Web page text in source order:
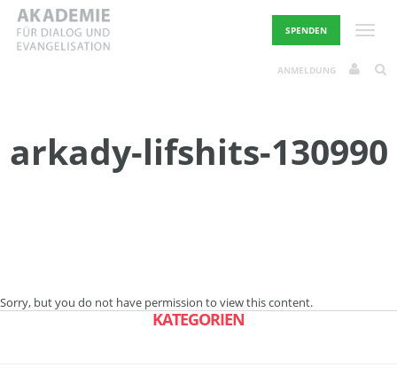
Skip
content
SPENDEN
ANMELDUNG
arkady-lifshits-130990
Sorry, but you do not have permission to view this content.
KATEGORIEN